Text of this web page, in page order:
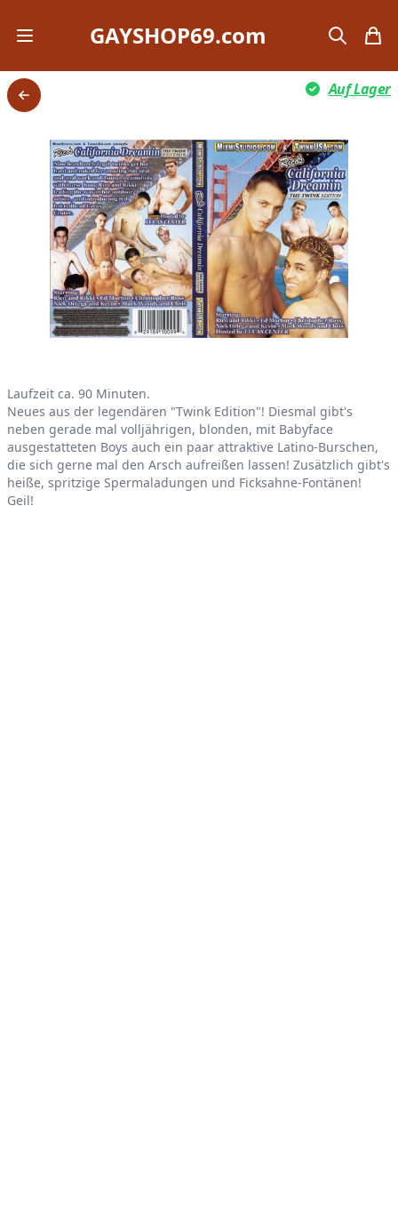
Open mobile menuGAYSHOP69.com search
Back
Auf Lager
Product information
Laufzeit ca. 90 Minuten.
Neues aus der legendären "Twink Edition"! Diesmal gibt's
neben gerade mal volljährigen, blonden, mit Babyface
ausgestatteten Boys auch ein paar attraktive Latino-Burschen,
die sich gerne mal den Arsch aufreißen lassen! Zusätzlich gibt's
heiße, spritzige Spermaladungen und Ficksahne-Fontänen!
Geil!